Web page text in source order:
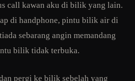
call kawan aku di bilik yang lain.
di handphone, pintu bilik air di
sebarang angin memandang
bilik tidak terbuka.
pergi ke bilik sebelah yang